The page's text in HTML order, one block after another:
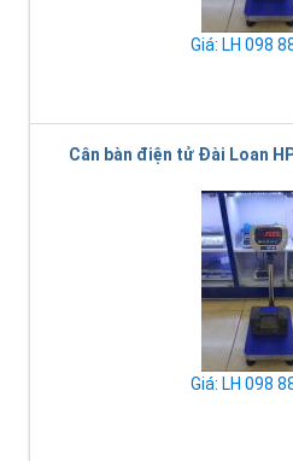
Giá: LH 098
Cân bàn điện tử Đài Loan
Giá: LH 098